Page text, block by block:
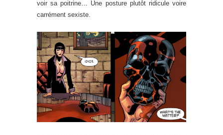
voir sa poitrine… Une posture plutôt ridicule voire
carrément sexiste.